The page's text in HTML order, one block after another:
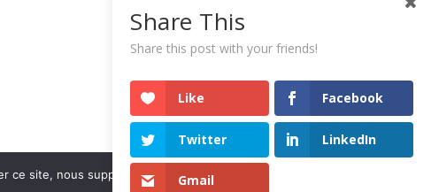
site Strategie
stratégie
Stratégie digitale travaux
veille website
Wedstrijd écran
Share This
Share this post with your friends!
Like Facebook
Twitter LinkedIn
Gmail
ce site, nous supposerons que vous en êtes satisfait.